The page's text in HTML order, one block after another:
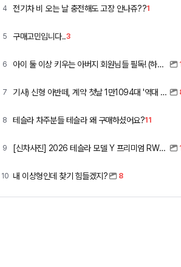
4 전기차 비 오는 날 충전해도 고장 안나쥬??1
5 구매고민입니다..3
6 아이 둘 이상 키우는 아버지 회원님들 필독! (하이패스 할인) 1
7 기사) 신형 아반떼, 계약 첫날 1만1094대 '역대 최고'
8 테슬라 차주분들 테슬라 왜 구매하셨어요?11
9 [신차사진] 2026 테슬라 모델 Y 프리미엄 RWD (펄 화이트 + 블랙시트) 1
10 내 이상형인데 찾기 힘들겠지? 8